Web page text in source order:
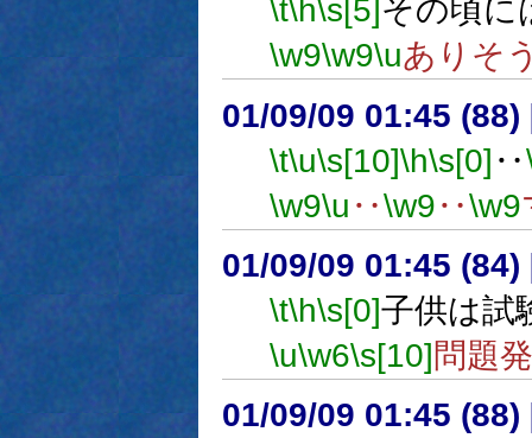
\t\h\s[5] その頃に
\w9\w9\uありそ
01/09/09 01:45 (88)
\t\u\s[10]\h\s[0] ‥
\w9\u ‥\w9‥\w9
01/09/09 01:45 (84)
\t\h\s[0]子供は試
\u\w6\s[10]問題
01/09/09 01:45 (88)